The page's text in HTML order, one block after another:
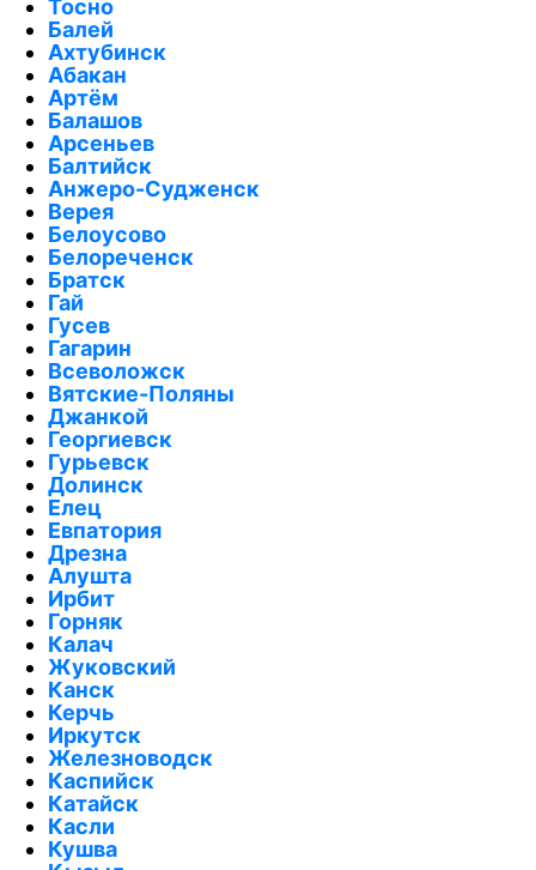
Тосно
Балей
Ахтубинск
Абакан
Артём
Балашов
Арсеньев
Балтийск
Анжеро-Судженск
Верея
Белоусово
Белореченск
Братск
Гай
Гусев
Гагарин
Всеволожск
Вятские-Поляны
Джанкой
Георгиевск
Гурьевск
Долинск
Елец
Евпатория
Дрезна
Алушта
Ирбит
Горняк
Калач
Жуковский
Канск
Керчь
Иркутск
Железноводск
Каспийск
Катайск
Касли
Кушва